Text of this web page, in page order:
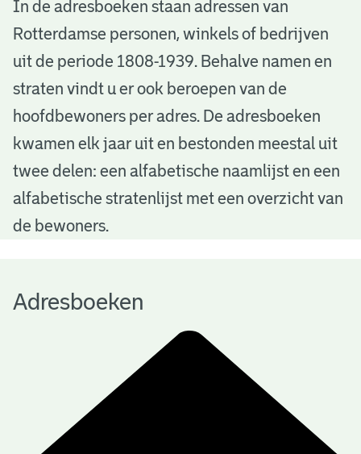
A
d
e
b
o
e
e
In de adresboeken staan adressen van
Rotterdamse personen, winkels of bedrijven
uit de periode 1808-1939. Behalve namen en
straten vindt u er ook beroepen van de
hoofdbewoners per adres. De adresboeken
kwamen elk jaar uit en bestonden meestal uit
twee delen: een alfabetische naamlijst en een
alfabetische stratenlijst met een overzicht van
de bewoners.
Adresboeken